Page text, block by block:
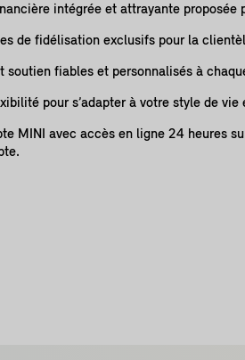
intégrée et attrayante proposée
de fidélisation exclusifs pour la
soutien fiables et personnalisés à
pour s’adapter à votre style de vie
MINI avec accès en ligne 24 heures